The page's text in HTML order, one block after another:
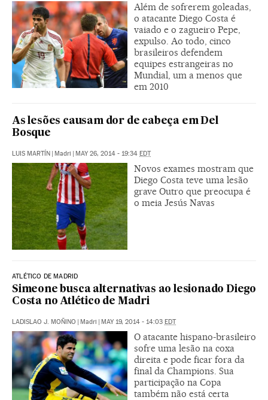
Além de sofrerem goleadas,
o atacante Diego Costa é
vaiado e o zagueiro Pepe,
expulso. Ao todo, cinco
brasileiros defendem
equipes estrangeiras no
Mundial, um a menos que
em 2010
As lesões causam dor de cabeça em Del
Bosque
LUIS MARTÍN | Madri | MAY 26, 2014 - 19:34 EDT
Novos exames mostram que
Diego Costa teve uma lesão
grave Outro que preocupa é
o meia Jesús Navas
ATLÉTICO DE MADRID
Simeone busca alternativas ao lesionado Diego
Costa no Atlético de Madri
LADISLAO J. MOÑINO | Madri | MAY 19, 2014 - 14:03 EDT
O atacante hispano-brasileiro
sofre uma lesão na coxa
direita e pode ficar fora da
final da Champions. Sua
participação na Copa
também não está certa